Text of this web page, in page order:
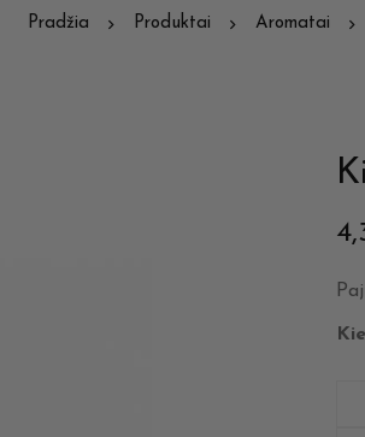
Pradžia Produktai Aromatai